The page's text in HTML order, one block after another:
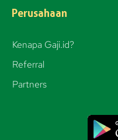
Perusahaan
Kenapa Gaji.id?
Referral
Partners